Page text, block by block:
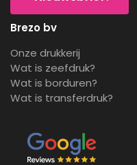
Brezo bv
Onze drukkerij
Wat is zeefdruk?
Wat is borduren?
Wat is transferdruk?